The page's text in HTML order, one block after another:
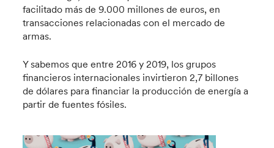
facilitado más de 9.000 millones de euros, en
transacciones relacionadas con el mercado de
armas.
Y sabemos que entre 2016 y 2019, los grupos
financieros internacionales invirtieron 2,7 billones
de dólares para financiar la producción de energía a
partir de fuentes fósiles.